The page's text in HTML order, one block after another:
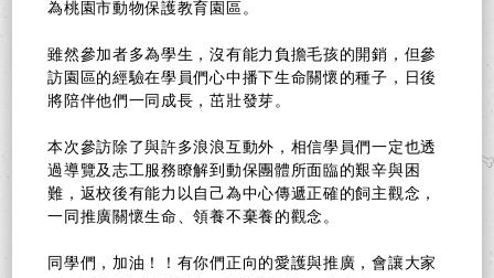
為桃園市動物保護教育園區。
雖然參加者多為學生，沒有能力負擔毛孩的開銷，但參
訪園區的經驗在學員們心中播下生命關懷的種子，日後
將陪伴他們一同成長，茁壯發芽。
本次參訪除了與許多浪浪互動外，相信學員們一定也透
過導覽及志工服務瞭解到動保團體所面臨的艱辛與困
難，返校後有能力以自己為中心傳遞正確的飼主觀念，
一同推廣關懷生命、領養不棄養的觀念。
同學們，加油！！有你們正向的愛護與推廣，會讓大家